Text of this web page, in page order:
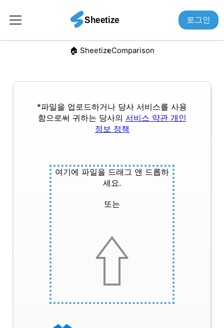
로그인
🏠︎ SheetizeComparison
*파일을 업로드하거나 당사 서비스를 사용
함으로써 귀하는 당사의 서비스 약관 개인
정보 정책
여기에 파일을 드래그 앤 드롭하
세요.
또는